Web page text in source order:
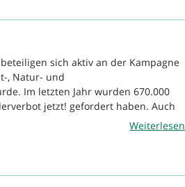
sich aktiv an der Kampagne
, Natur- und
Im letzten Jahr wurden 670.000
jetzt! gefordert haben. Auch
Weiterlesen